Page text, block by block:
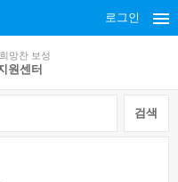
로그인
망찬 보성
원센터